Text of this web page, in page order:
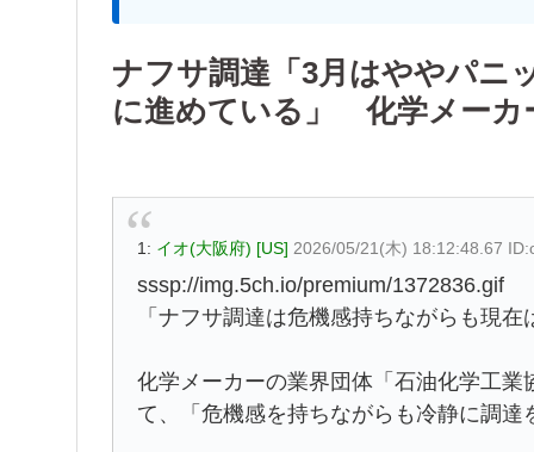
ナフサ調達「3月はややパニ
に進めている」 化学メーカ
1: イオ(大阪府) [US] 2026/05/21(木) 18:12:48.67
sssp://img.5ch.io/premium/1372836.gif
「ナフサ調達は危機感持ちながらも現
化学メーカーの業界団体「石油化学工
て、「危機感を持ちながらも冷静に調